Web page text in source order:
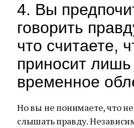
4. Вы
говорить
что считаете,
приносит лишь
временное
Но вы не понимаете, что
слышать правду.